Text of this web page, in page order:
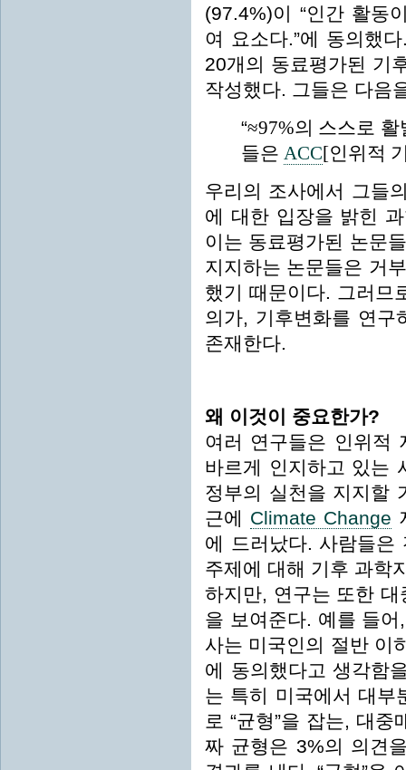
(97.4%)이 “인간 활동
여 요소다.”에 동의했
20개의 동료평가된 기
작성했다. 그들은 다음
“≈97%의 스스로
들은 ACC[인위적
우리의 조사에서 그들
에 대한 입장을 밝힌
이는 동료평가된 논문
지지하는 논문들은 거
했기 때문이다. 그러므
의가, 기후변화를 연구
존재한다.
왜 이것이 중요한가?
여러 연구들은 인위적
바르게 인지하고 있는
정부의 실천을 지지할
근에 Climate Change
에 드러났다. 사람들은
주제에 대해 기후 과학
하지만, 연구는 또한
을 보여준다. 예를 들
사는 미국인의 절반 이
에 동의했다고 생각함
는 특히 미국에서 대부
로 “균형”을 잡는, 대
짜 균형은 3%의 의견